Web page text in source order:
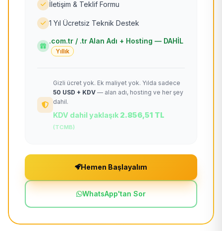
İletişim & Teklif Formu
1 Yıl Ücretsiz Teknik Destek
.com.tr / .tr Alan Adı + Hosting — DAHİL
Yıllık
Gizli ücret yok. Ek maliyet yok. Yılda sadece
50 USD + KDV — alan adı, hosting ve her şey
dahil.
KDV dahil yaklaşık 2.856,51 TL
(TCMB)
Hemen Başlayalım
WhatsApp'tan Sor